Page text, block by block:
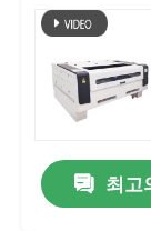
동영상
회사 소개최고